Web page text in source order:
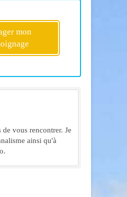
mon
vous rencontrer. Je
ainsi qu'à